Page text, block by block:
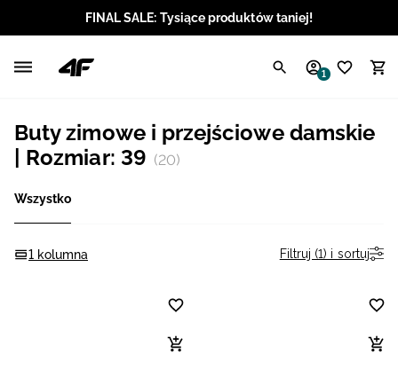
FINAL SALE: Tysiące produktów taniej!
1
Buty zimowe i przejściowe damskie
| Rozmiar: 39 (20)
Wszystko
1 kolumna Filtruj (1) i sortuj
Angielski / USD